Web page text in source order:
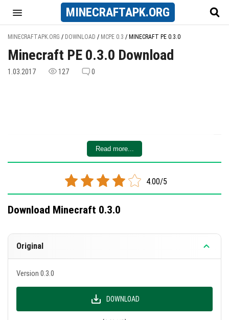
MINECRAFTAPK.ORG
MINECRAFTAPK.ORG / DOWNLOAD / MCPE 0.3 / MINECRAFT PE 0.3.0
Minecraft PE 0.3.0 Download
1.03.2017 127 0
Read more...
4.00/5
Download Minecraft 0.3.0
Original
Version 0.3.0
DOWNLOAD